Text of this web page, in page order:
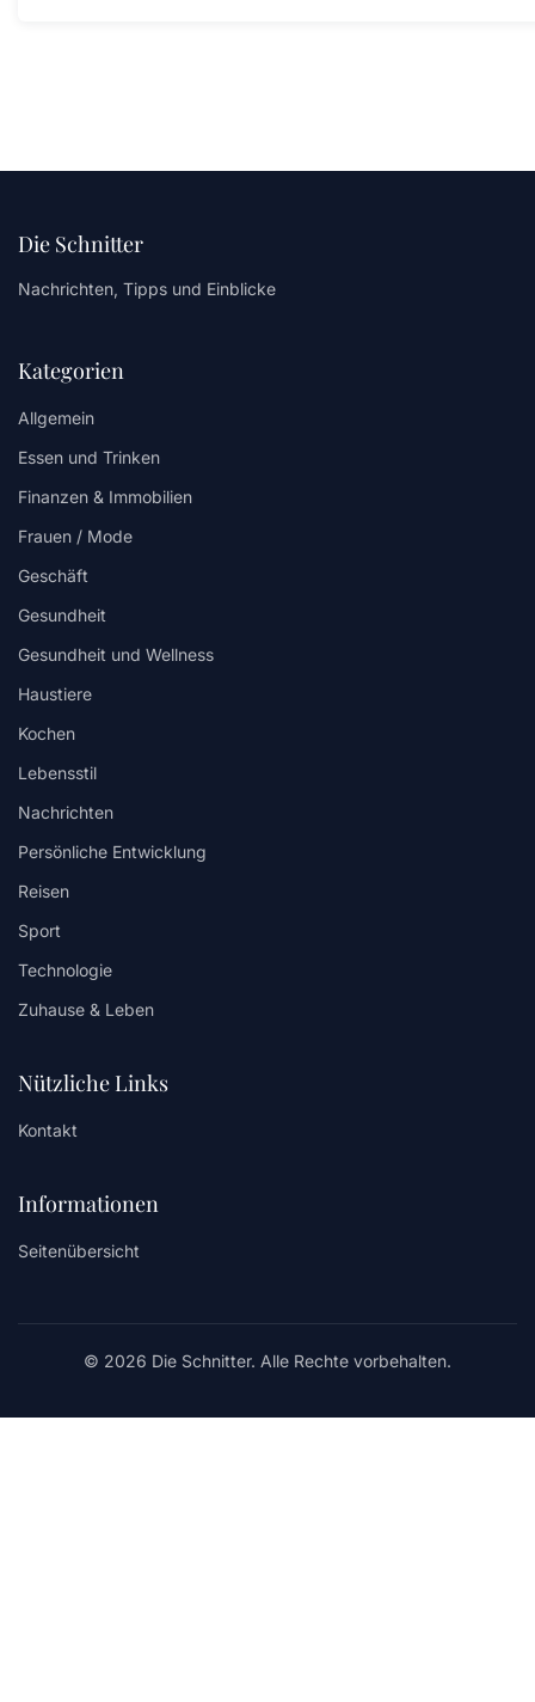
Die Schnitter
Nachrichten, Tipps und Einblicke
Kategorien
Allgemein
Essen und Trinken
Finanzen & Immobilien
Frauen / Mode
Geschäft
Gesundheit
Gesundheit und Wellness
Haustiere
Kochen
Lebensstil
Nachrichten
Persönliche Entwicklung
Reisen
Sport
Technologie
Zuhause & Leben
Nützliche Links
Kontakt
Informationen
Seitenübersicht
© 2026 Die Schnitter. Alle Rechte vorbehalten.